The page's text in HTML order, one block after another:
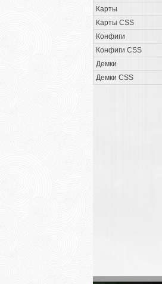
Карты
Карты CSS
Конфиги
Конфиги CSS
Демки
Демки CSS